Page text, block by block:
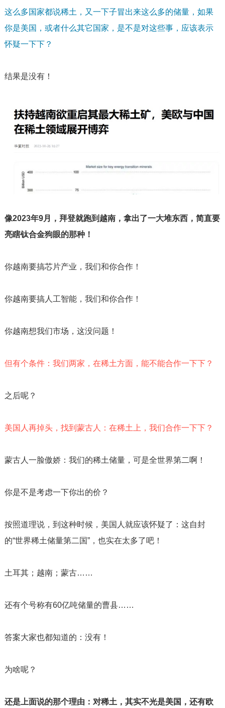
这么多国家都说稀土，又一下子冒出来这么多的储量，如果
你是美国，或者什么其它国家，是不是对这些事，应该表示
怀疑一下下？
结果是没有！
像2023年9月，拜登就跑到越南，拿出了一大堆东西，简直要
亮瞎钛合金狗眼的那种！
你越南要搞芯片产业，我们和你合作！
你越南要搞人工智能，我们和你合作！
你越南想我们市场，这没问题！
但有个条件：我们两家，在稀土方面，能不能合作一下下？
之后呢？
美国人再掉头，找到蒙古人：在稀土上，我们合作一下下？
蒙古人一脸傲娇：我们的稀土储量，可是全世界第二啊！
你是不是考虑一下你出的价？
按照道理说，到这种时候，美国人就应该怀疑了：这自封
的“世界稀土储量第二国”，也实在太多了吧！
土耳其；越南；蒙古……
还有个号称有60亿吨储量的曹县……
答案大家也都知道的：没有！
为啥呢？
还是上面说的那个理由：对稀土，其实不光是美国，还有欧